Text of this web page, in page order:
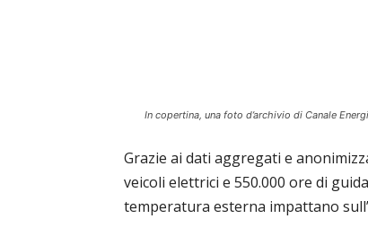
In copertina, una foto d’archivio di Canale
Grazie ai dati aggregati e
veicoli elettrici e 550.000 ore di
temperatura esterna impattano